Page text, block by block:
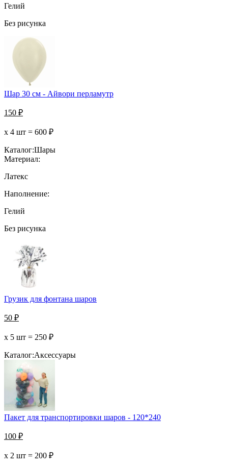
Гелий
Без рисунка
Шар 30 см - Айвори перламутр
150 ₽
х 4 шт = 600 ₽
Каталог:Шары
Материал:
Латекс
Наполнение:
Гелий
Без рисунка
Грузик для фонтана шаров
50 ₽
х 5 шт = 250 ₽
Каталог:Аксессуары
Пакет для транспортировки шаров - 120*240
100 ₽
х 2 шт = 200 ₽